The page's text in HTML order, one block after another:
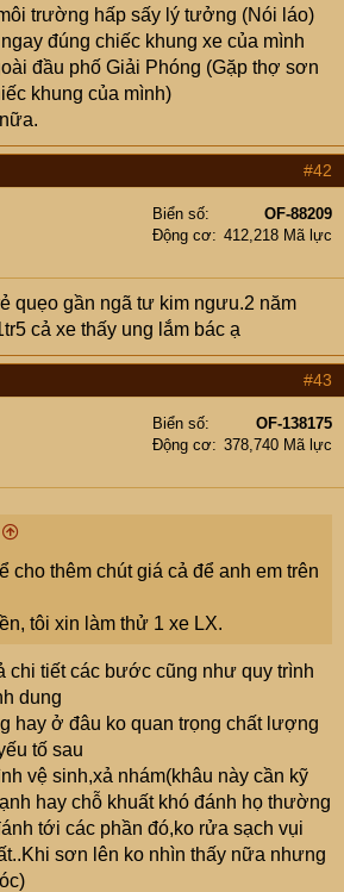
trường hấp sấy lý tưởng (Nói láo)
đúng chiếc khung xe của mình
đầu phố Giải Phóng (Gặp thợ sơn
khung của mình)
#42
Biển số
OF-88209
Động cơ
412,218 Mã lực
quẹo gần ngã tư kim ngưu.2 năm
cả xe thấy ung lắm bác ạ
#43
Biển số
OF-138175
Động cơ
378,740 Mã lực
cho thêm chút giá cả để anh em trên
tôi xin làm thử 1 xe LX.
chi tiết các bước cũng như quy trình
dung
hay ở đâu ko quan trọng chất lượng
tố sau
vệ sinh,xả nhám(khâu này cần kỹ
hay chỗ khuất khó đánh họ thường
tới các phần đó,ko rửa sạch vụi
sơn lên ko nhìn thấy nữa nhưng